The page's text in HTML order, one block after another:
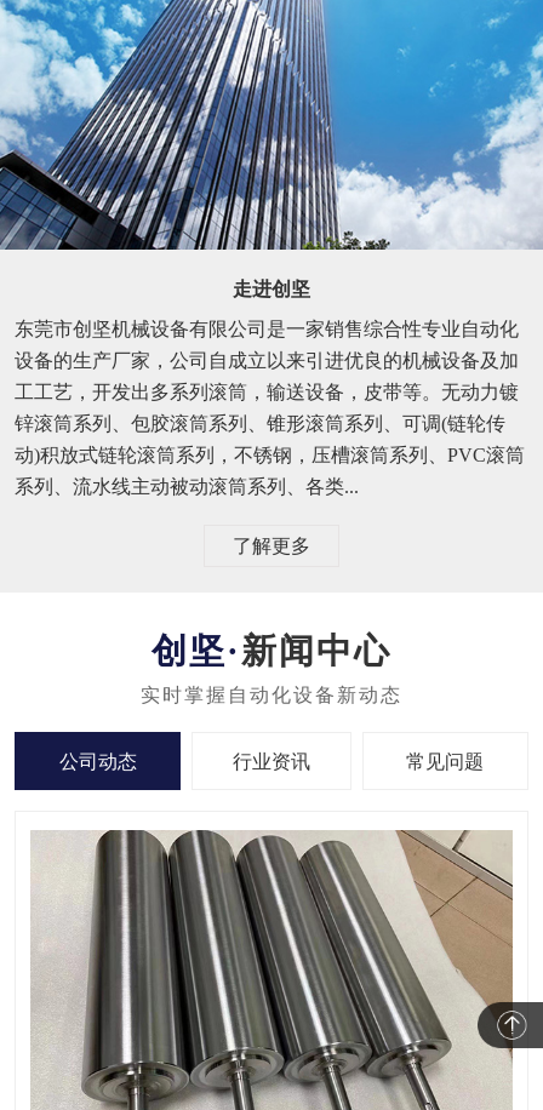
走进创坚
东莞市创坚机械设备有限公司是一家销售综合性专业自动化
设备的生产厂家，公司自成立以来引进优良的机械设备及加
工工艺，开发出多系列滚筒，输送设备，皮带等。无动力镀
锌滚筒系列、包胶滚筒系列、锥形滚筒系列、可调(链轮传
动)积放式链轮滚筒系列，不锈钢，压槽滚筒系列、PVC滚筒
系列、流水线主动被动滚筒系列、各类...
了解更多
新闻中心
公司动态 行业资讯 常见问题